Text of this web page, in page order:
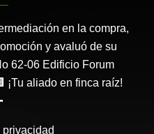
en la compra,
y avaluó de su
62-06 Edificio Forum
¡Tu aliado en finca raíz!